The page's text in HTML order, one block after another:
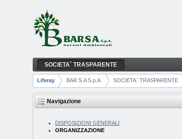
Salta al contenuto
ORGANIZZAZIONE
Navigazione
SOCIETA` TRASPARENTE
Breadcrumb
Liferay BAR.S.A S.p.A. SOCIETA` TRASPARENTE
Navigazione
DISPOSIZIONI GENERALI
ORGANIZZAZIONE